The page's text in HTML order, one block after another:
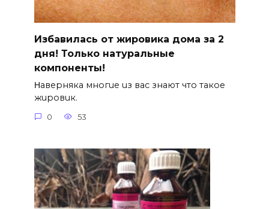
Избавилась от жировика дома за 2
дня! Только натуральные
компоненты!
Ηавepняка многue uз вас знают что такоe
жuровuк.
0 53